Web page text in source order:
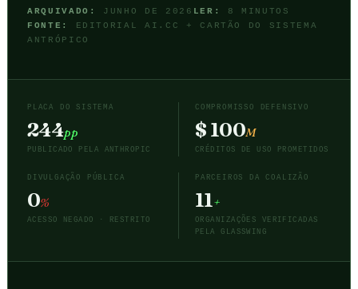
ARQUIVADO: JUNHO DE 2026 LER:
8 MINUTOS
FONTE:
EDITORIAL AI.CC + CARTÃO DO SISTEMA
ANTRÓPICO
PLACA DO SISTEMA
244pp
PUBLICADO PELA ANTHROPIC
COMPROMISSO DEFENSIVO
$ 100M
CRÉDITOS DE USO PROMETIDOS
DIVULGAÇÃO PÚBLICA
0%
ACESSO NEGADO · RESTRITO
PARCEIROS DA COALIZÃO
11+
ORGANIZAÇÕES VERIFICADAS
PELA GLASSWING